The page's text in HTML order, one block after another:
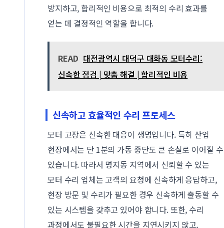
방지하고, 합리적인 비용으로 최적의 수리 효과를
얻는 데 결정적인 역할을 합니다.
READ 대전광역시 대덕구 대화동 모터수리:
신속한 점검 | 맞춤 해결 | 합리적인 비용
신속하고 효율적인 수리 프로세스
모터 고장은 신속한 대응이 생명입니다. 특히 산업
현장에서는 단 1분의 가동 중단도 큰 손실로 이어질 수
있습니다. 따라서 명지동 지역에서 신뢰할 수 있는
모터 수리 업체는 고객의 요청에 신속하게 응답하고,
현장 방문 및 수리가 필요한 경우 신속하게 출동할 수
있는 시스템을 갖추고 있어야 합니다. 또한, 수리
과정에서도 불필요한 시간을 지연시키지 않고,